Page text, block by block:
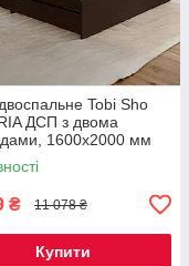
Tobi Sho
ДСП з двома
1600х2000 мм
Дуб молочний
₴ 11 078 ₴
Купити